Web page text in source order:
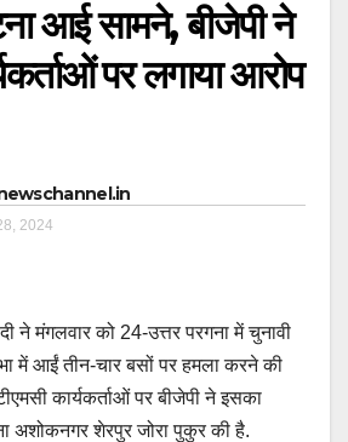
आई सामने, बीजेपी ने
पर लगाया आरोप
2024
ने मंगलवार को 24-उत्तर परगना में चुनावी
में आईं तीन-चार बसों पर हमला करने की
कार्यकर्ताओं पर बीजेपी ने इसका
अशोकनगर शेरपुर जोरा पुकुर की है.